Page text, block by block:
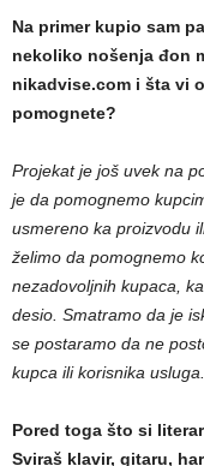
Na primer kupio sam
nekoliko nošenja đon
nikadvise.com i šta vi
pomognete?
Projekat je još uvek na
je da pomognemo
usmereno ka proizvodu
želimo da pomognemo
nezadovoljnih kupaca,
desio. Smatramo da je
se postaramo da ne
kupca ili korisnika usluga.
Pored toga što si
Sviraš klavir, gitaru,